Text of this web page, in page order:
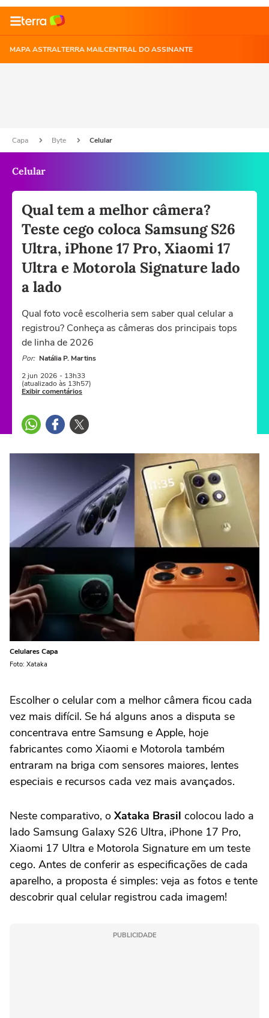
MAPA ASTRALTERRA MAILCENTRAL DO ASSINANTE
Capa Byte Celular
Celular
Qual tem a melhor câmera?
Teste cego coloca Samsung S26
Ultra, iPhone 17 Pro, Xiaomi 17
Ultra e Motorola Signature lado
a lado
Qual foto você escolheria sem saber qual celular a
registrou? Conheça as câmeras dos principais tops
de linha de 2026
Por: Natália P. Martins
2 jun 2026 - 13h33
(atualizado às 13h57)
Exibir comentários
Celulares Capa
Foto: Xataka
Escolher o celular com a melhor câmera ficou cada
vez mais difícil. Se há alguns anos a disputa se
concentrava entre Samsung e Apple, hoje
fabricantes como Xiaomi e Motorola também
entraram na briga com sensores maiores, lentes
especiais e recursos cada vez mais avançados.
Neste comparativo, o Xataka Brasil colocou lado a
lado Samsung Galaxy S26 Ultra, iPhone 17 Pro,
Xiaomi 17 Ultra e Motorola Signature em um teste
cego. Antes de conferir as especificações de cada
aparelho, a proposta é simples: veja as fotos e tente
descobrir qual celular registrou cada imagem!
PUBLICIDADE